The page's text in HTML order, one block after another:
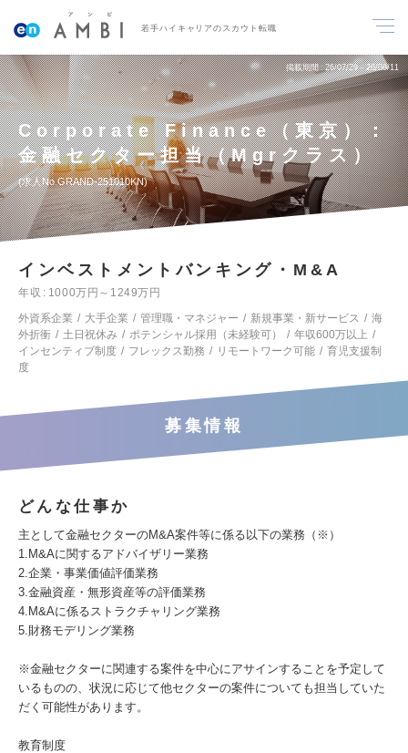
若手ハイキャリアのスカウト転職
掲載期間 26/07/29～26/08/11
Corporate Finance（東京）：
金融セクター担当（Mgrクラス）
求人No.GRAND-251010KN
インベストメントバンキング・M&A
年収
1000万円～1249万円
外資系企業
大手企業 管理職・マネジャー 新規事業・新サービス
海
外折衝
土日祝休み ポテンシャル採用（未経験可）
年収600万以上
インセンティブ制度
フレックス勤務 リモートワーク可能
育児支援制
度
募集情報
どんな仕事か
主として金融セクターのM&A案件等に係る以下の業務（※）
1.M&Aに関するアドバイザリー業務
2.企業・事業価値評価業務
3.金融資産・無形資産等の評価業務
4.M&Aに係るストラクチャリング業務
5.財務モデリング業務
※金融セクターに関連する案件を中心にアサインすることを予定して
いるものの、状況に応じて他セクターの案件についても担当していた
だく可能性があります。
教育制度